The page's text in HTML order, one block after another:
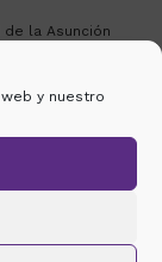
y nuestro
de la Asunción